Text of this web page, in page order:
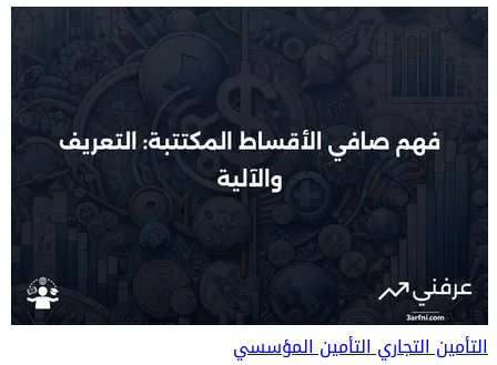
التأمين التجاريالتأمين المؤسسي